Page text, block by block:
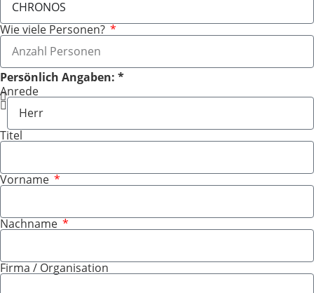
Wie viele Personen?
Persönlich Angaben: *
Anrede
Titel
Vorname
Nachname
Firma / Organisation